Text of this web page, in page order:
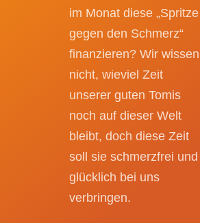
im Monat diese „Spritze
gegen den Schmerz“
finanzieren? Wir wissen
nicht, wieviel Zeit
unserer guten Tomis
noch auf dieser Welt
bleibt, doch diese Zeit
soll sie schmerzfrei und
glücklich bei uns
verbringen.